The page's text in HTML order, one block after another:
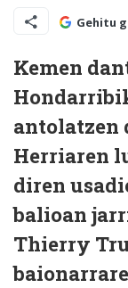
Gehitu
Kemen
antolatzen
Herriaren
diren
balioan
Thierry